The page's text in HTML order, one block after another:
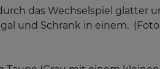
das Wechselspiel glatter
und Schrank in einem.